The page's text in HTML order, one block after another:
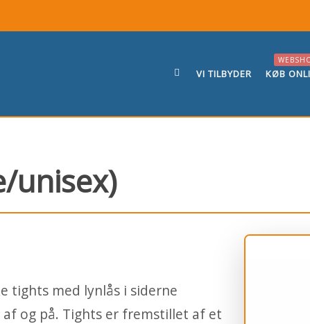
VI TILBYDER KØB
unisex)
tights med lynlås i siderne
og på. Tights er fremstillet af et